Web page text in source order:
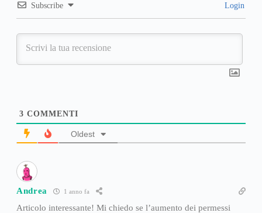
Subscribe Login
3 COMMENTI
Oldest
Andrea 1 anno fa
Articolo interessante! Mi chiedo se l’aumento dei permessi